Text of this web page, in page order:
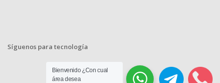
Síguenos para tecnología
Bienvenido ¿Con cual
área desea